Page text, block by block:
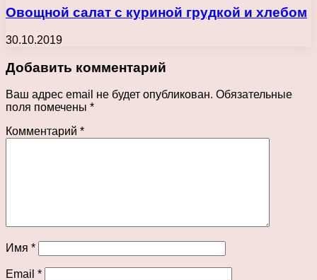
Овощной салат с куриной грудкой и хлебом
30.10.2019
Добавить комментарий
Ваш адрес email не будет опубликован. Обязательные
поля помечены *
Комментарий *
Имя *
Email *